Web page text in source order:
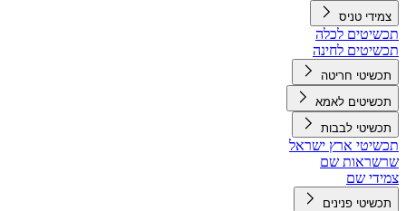
צמידי טניס
תכשיטים לכלה
תכשיטים לחינה
תכשיטי חריטה
תכשיטים לאמא
תכשיטי לבבות
תכשיטי ארץ ישראל
שרשראות שם
צמידי שם
תכשיטי פנינים